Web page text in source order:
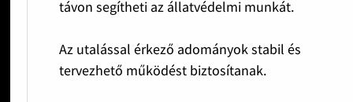
távon segítheti az állatvédelmi munkát.
Az utalással érkező adományok stabil és
tervezhető működést biztosítanak.